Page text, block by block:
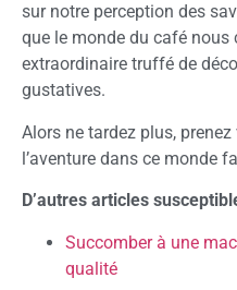
sur notre perception des
que le monde du café nous
extraordinaire truffé de
gustatives.
Alors ne tardez plus,
l’aventure dans ce monde
D’autres articles
Succomber à une
qualité